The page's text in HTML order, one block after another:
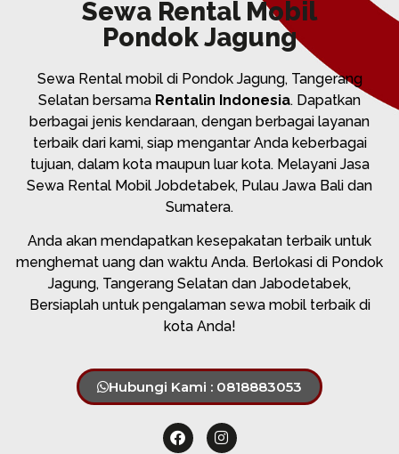
Sewa Rental Mobil
Pondok Jagung
Sewa Rental mobil di Pondok Jagung, Tangerang
Selatan bersama Rentalin Indonesia. Dapatkan
berbagai jenis kendaraan, dengan berbagai layanan
terbaik dari kami, siap mengantar Anda keberbagai
tujuan, dalam kota maupun luar kota. Melayani Jasa
Sewa Rental Mobil Jobdetabek, Pulau Jawa Bali dan
Sumatera.
Anda akan mendapatkan kesepakatan terbaik untuk
menghemat uang dan waktu Anda. Berlokasi di Pondok
Jagung, Tangerang Selatan dan Jabodetabek,
Bersiaplah untuk pengalaman sewa mobil terbaik di
kota Anda!
Hubungi Kami : 0818883053